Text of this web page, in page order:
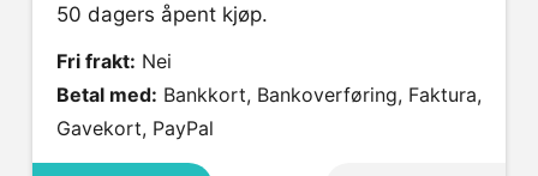
50 dagers åpent kjøp.
Fri frakt: Nei
Betal med:
Gavekort, PayPal